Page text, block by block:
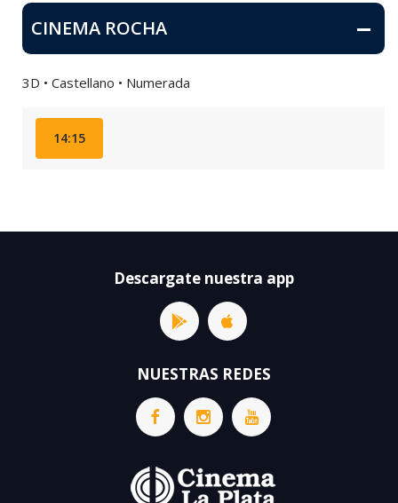
CINEMA ROCHA
3D • Castellano • Numerada
14:15
Descargate nuestra app
NUESTRAS REDES